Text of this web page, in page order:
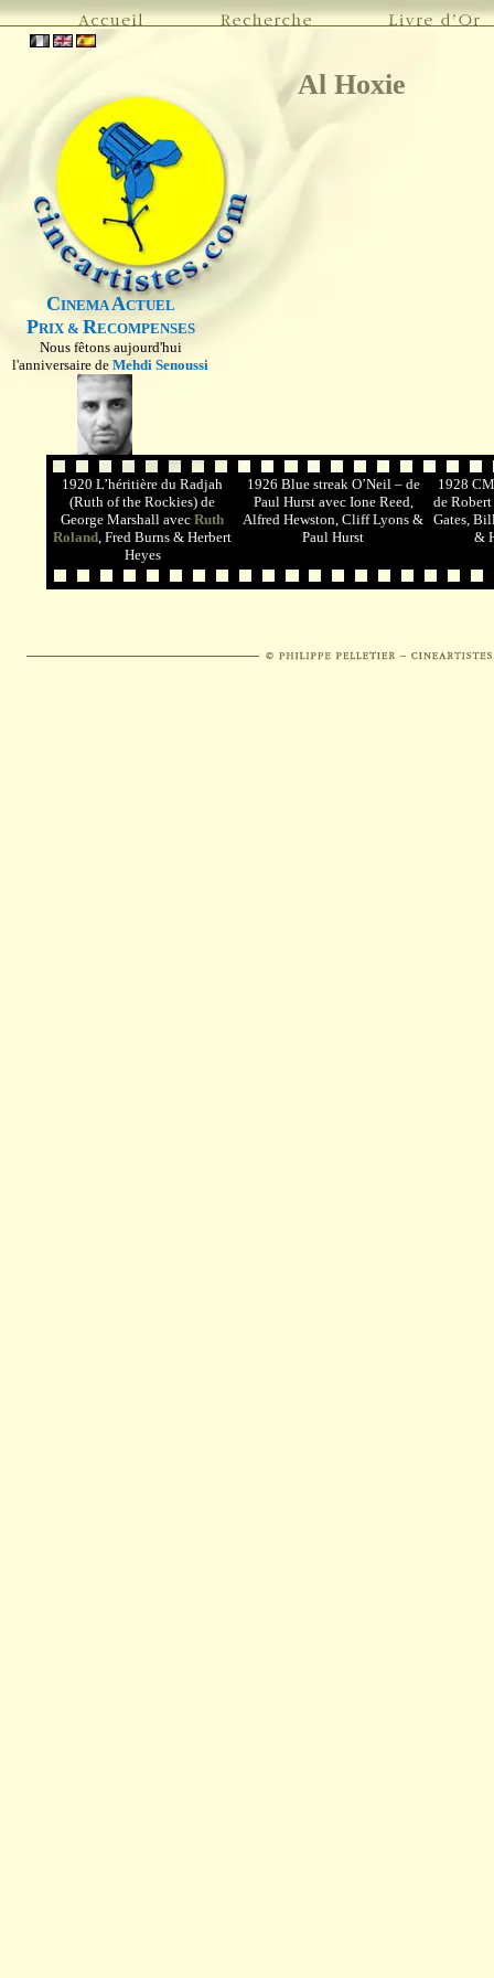
CINEMAACTUEL
PRIX & RECOMPENSES
Nous fêtons aujourd'hui
l'anniversaire de Mehdi Senoussi
Al Hoxie
1920 L’héritière du Radjah
(Ruth of the Rockies) de
George Marshall avec Ruth
Roland, Fred Burns & Herbert
Heyes
1926 Blue streak O’Neil – de
Paul Hurst avec Ione Reed,
Alfred Hewston, Cliff Lyons &
Paul Hurst
1928
de
Gates,
&